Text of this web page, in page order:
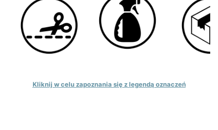
Kliknij w celu zapoznania się z legendą oznaczeń